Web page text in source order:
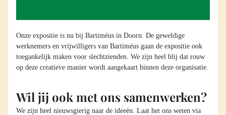
Onze expositie is nu bij Bartiméus in Doorn. De geweldige
werknemers en vrijwilligers van Bartiméus gaan de expositie ook
toegankelijk maken voor slechtzienden. We zijn heel blij dat rouw
Wil jij ook met ons samenwerken?
We zijn heel nieuwsgierig naar de ideeën. Laat het ons weten via